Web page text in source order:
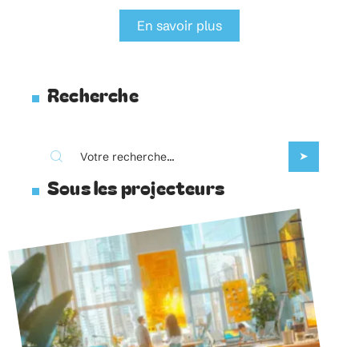
En savoir plus
Recherche
Sous les projecteurs